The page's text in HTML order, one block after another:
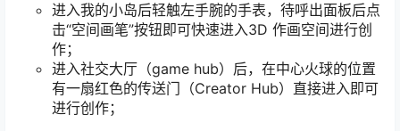
进入我的小岛后轻触左手腕的手表，待呼出面板后点
击“空间画笔”按钮即可快速进入3D 作画空间进行创
作；
进入社交大厅（game hub）后，在中心火球的位置
有一扇红色的传送门（Creator Hub）直接进入即可
进行创作；